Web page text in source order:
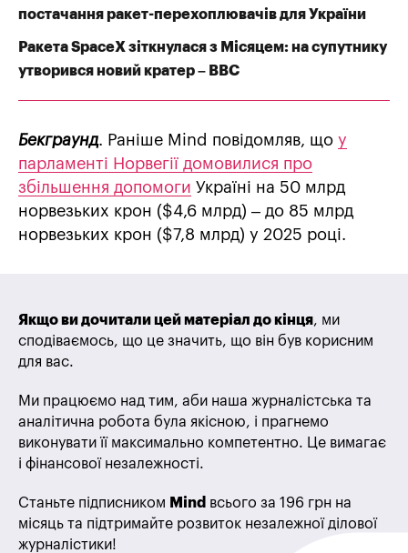
постачання ракет-перехоплювачів для України
Ракета SpaceX зіткнулася з Місяцем: на супутнику
утворився новий кратер – BBC
Бекграунд. Раніше Mind повідомляв, що у
парламенті Норвегії домовилися про
збільшення допомоги Україні на 50 млрд
норвезьких крон ($4,6 млрд) – до 85 млрд
норвезьких крон ($7,8 млрд) у 2025 році.
Якщо ви дочитали цей матеріал до кінця, ми
сподіваємось, що це значить, що він був корисним
для вас.
Ми працюємо над тим, аби наша журналістська та
аналітична робота була якісною, і прагнемо
виконувати її максимально компетентно. Це вимагає
і фінансової незалежності.
Станьте підписником Mind всього за 196 грн на
місяць та підтримайте розвиток незалежної ділової
журналістики!